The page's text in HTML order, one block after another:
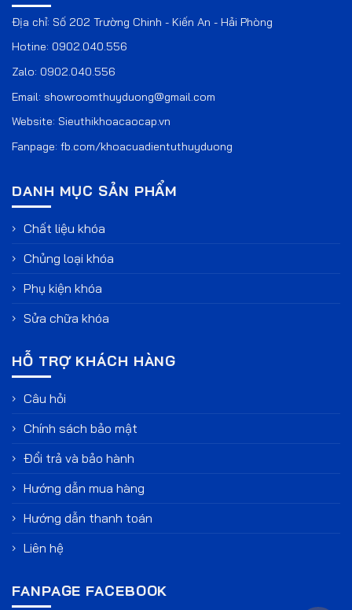
Địa chỉ: Số 202 Trường Chinh - Kiến An - Hải Phòng
Hotine: 0902.040.556
Zalo: 0902.040.556
Email: showroomthuyduong@gmail.com
Website: Sieuthikhoacaocap.vn
Fanpage: fb.com/khoacuadientuthuyduong
DANH MỤC SẢN PHẨM
Chất liệu khóa
Chủng loại khóa
Phụ kiện khóa
Sửa chữa khóa
HỖ TRỢ KHÁCH HÀNG
Câu hỏi
Chính sách bảo mật
Đổi trả và bảo hành
Hướng dẫn mua hàng
Hướng dẫn thanh toán
Liên hệ
FANPAGE FACEBOOK